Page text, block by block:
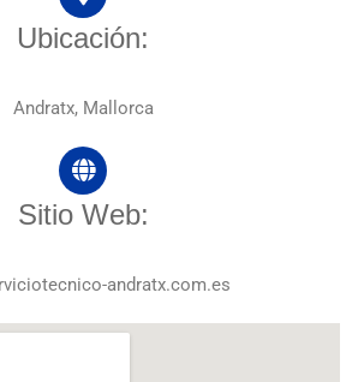
Ubicación:
Andratx, Mallorca
Sitio Web:
andratx.com.es